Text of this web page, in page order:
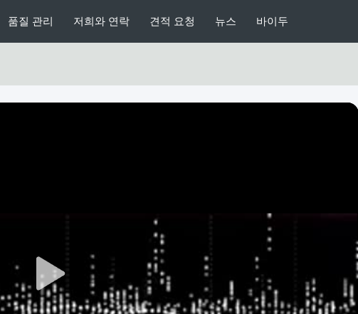
품질 관리 저희와 연락 견적 요청 뉴스 바이두